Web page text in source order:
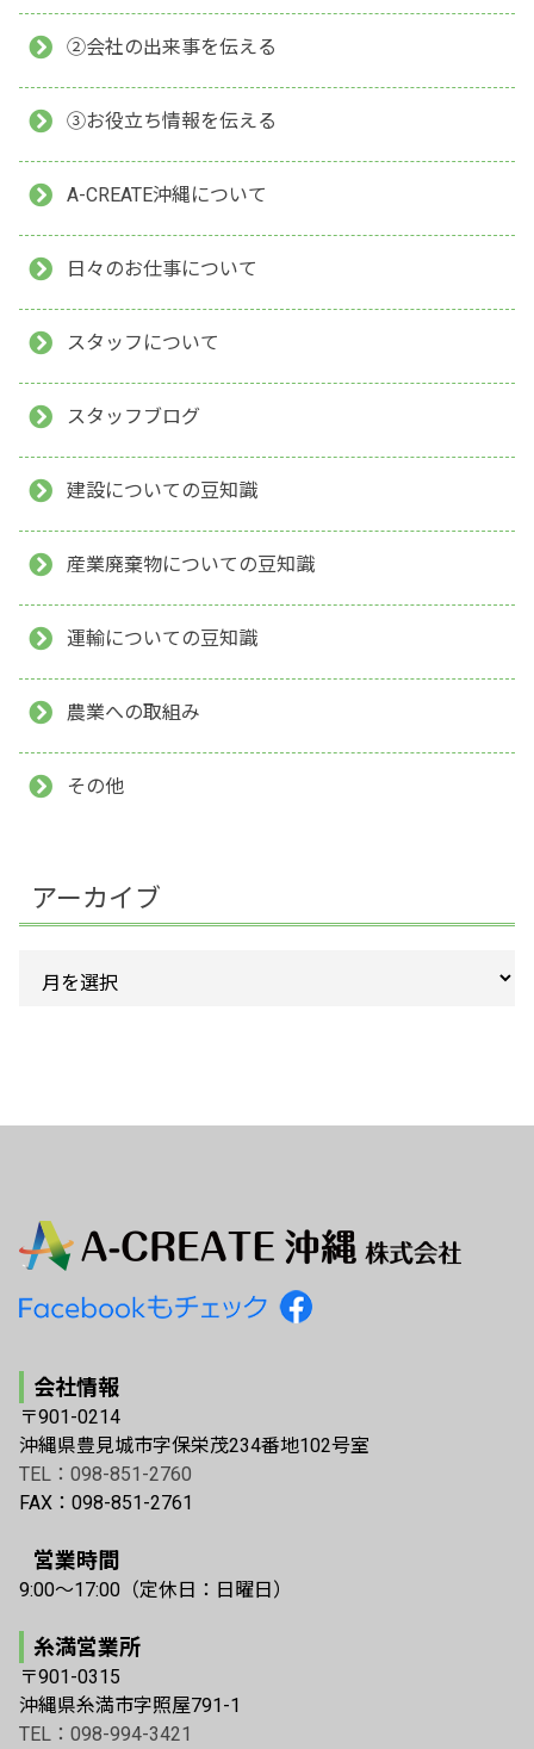
②会社の出来事を伝える
③お役立ち情報を伝える
A-CREATE沖縄について
日々のお仕事について
スタッフについて
スタッフブログ
建設についての豆知識
産業廃棄物についての豆知識
運輸についての豆知識
農業への取組み
その他
アーカイブ
会社情報
〒901-0214
沖縄県豊見城市字保栄茂234番地102号室
TEL：098-851-2760
FAX：098-851-2761
営業時間
9:00〜17:00（定休日：日曜日）
糸満営業所
〒901-0315
沖縄県糸満市字照屋791-1
TEL：098-994-3421